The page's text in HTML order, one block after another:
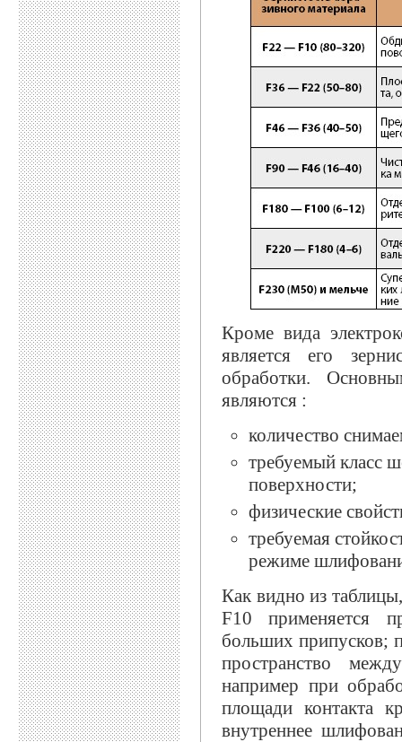
Кроме вида
является его
обработки.
являются :
количество
требуемый класс
поверхности;
физические
требуемая
режиме
Как видно из
F10 применяется
больших припусков;
пространство
например при
площади контакта
внутреннее